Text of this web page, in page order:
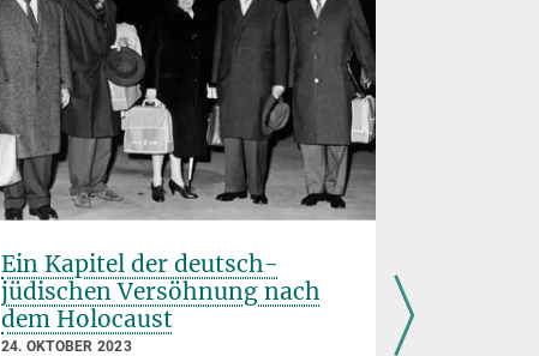
Ein Kapitel der deutsch-
jüdischen Versöhnung nach
dem Holocaust
24. OKTOBER 2023